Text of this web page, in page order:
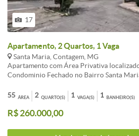
17
Apartamento, 2 Quartos, 1 Vaga
Santa Maria, Contagem, MG
Apartamento com Área Privativa
Condominio Fechado no Bairro Santa
com fácil acesso a comércios e serviços,
espaço que fazem a diferença.
ventilada, em porcelanato, 02 quartos
planejados, fogão cook top , com
ÁREA
55 QUARTO(S)
2 VAGA(S)
1 BANHEIRO(S)
1
R$ 260.000,00